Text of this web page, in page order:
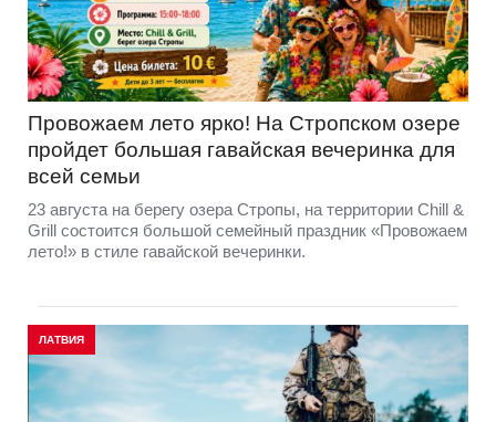
Провожаем лето ярко! На Стропском озере
пройдет большая гавайская вечеринка для
всей семьи
23 августа на берегу озера Стропы, на территории Chill &
Grill состоится большой семейный праздник «Провожаем
лето!» в стиле гавайской вечеринки.
ЛАТВИЯ